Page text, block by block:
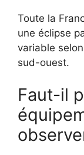
Toute la
une éclipse
variable
sud-ouest.
Faut-il